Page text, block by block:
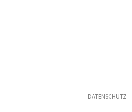
DATENSCHUTZ –